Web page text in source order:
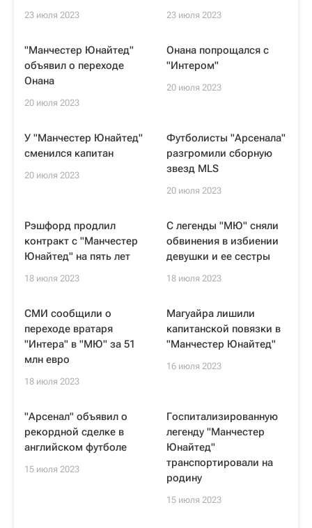
23 июля 2023 23 июля 2023
"Манчестер Юнайтед"
объявил о переходе
Онана
20 июля 2023
Онана попрощался с
"Интером"
20 июля 2023
У "Манчестер Юнайтед"
сменился капитан
20 июля 2023
Футболисты "Арсенала"
разгромили сборную
звезд MLS
20 июля 2023
Рэшфорд продлил
контракт с "Манчестер
Юнайтед" на пять лет
18 июля 2023
С легенды "МЮ" сняли
обвинения в избиении
девушки и ее сестры
18 июля 2023
СМИ сообщили о
переходе вратаря
"Интера" в "МЮ" за 51
млн евро
18 июля 2023
Магуайра лишили
капитанской повязки в
"Манчестер Юнайтед"
16 июля 2023
"Арсенал" объявил о
рекордной сделке в
английском футболе
15 июля 2023
Госпитализированную
легенду "Манчестер
Юнайтед"
транспортировали на
родину
15 июля 2023